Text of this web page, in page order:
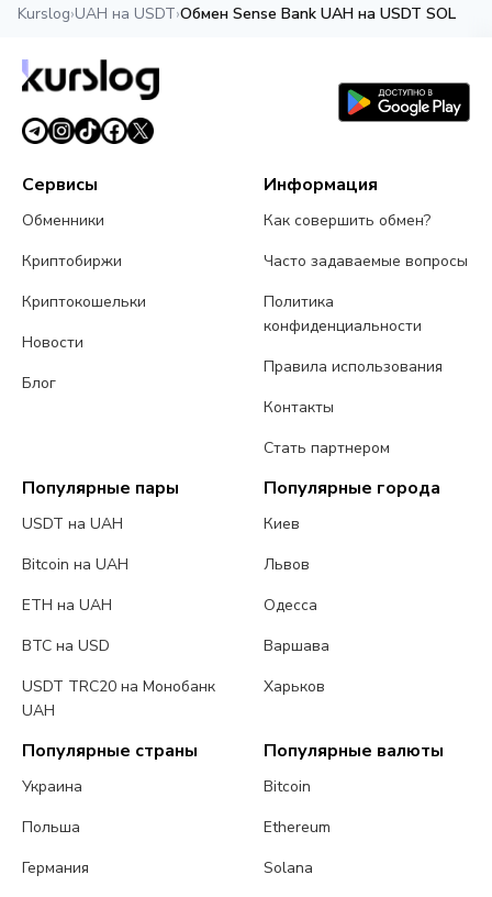
Kurslog›UAH на USDT›Обмен Sense Bank UAH на USDT SOL
Сервисы
Обменники
Криптобиржи
Криптокошельки
Новости
Блог
Информация
Как совершить обмен?
Часто задаваемые вопросы
Политика
конфиденциальности
Правила использования
Контакты
Стать партнером
Популярные пары
USDT на UAH
Bitcoin на UAH
ETH на UAH
BTC на USD
USDT TRC20 на Монобанк
UAH
Популярные города
Киев
Львов
Одесса
Варшава
Харьков
Популярные страны
Украина
Польша
Германия
Популярные валюты
Bitcoin
Ethereum
Solana